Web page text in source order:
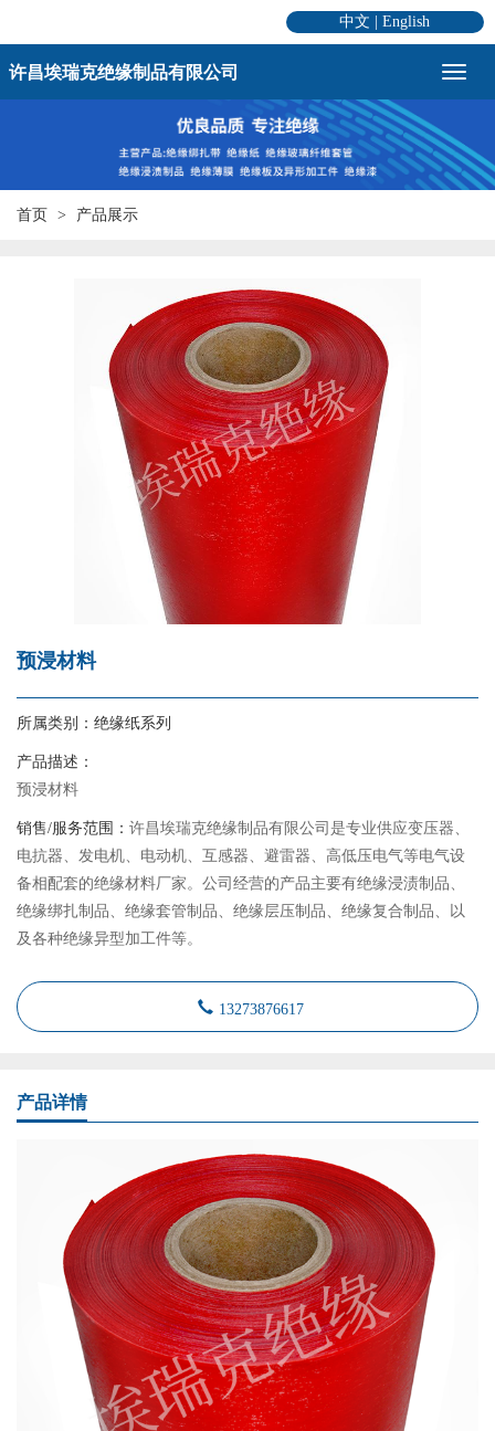
中文 |English
许昌埃瑞克绝缘制品有限公司
首页 产品展示
预浸材料
所属类别： 绝缘纸系列
产品描述：
预浸材料
销售/服务范围： 许昌埃瑞克绝缘制品有限公司是专业供应变压器、
电抗器、发电机、电动机、互感器、避雷器、高低压电气等电气设
备相配套的绝缘材料厂家。公司经营的产品主要有绝缘浸渍制品、
绝缘绑扎制品、绝缘套管制品、绝缘层压制品、绝缘复合制品、以
及各种绝缘异型加工件等。
13273876617
产品详情